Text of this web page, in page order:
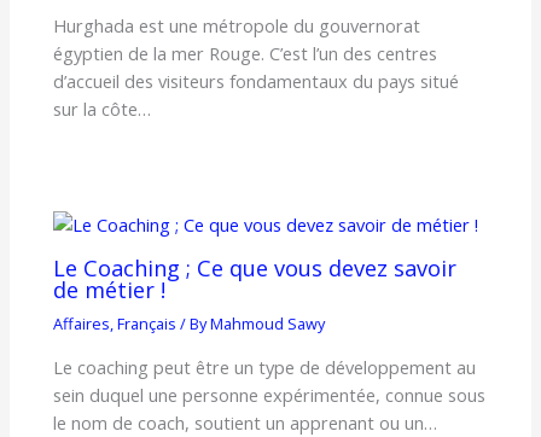
Hurghada est une métropole du gouvernorat
égyptien de la mer Rouge. C’est l’un des centres
d’accueil des visiteurs fondamentaux du pays situé
sur la côte…
Le Coaching ; Ce que vous devez savoir
de métier !
Affaires,Français / ByMahmoud Sawy
Le coaching peut être un type de développement au
sein duquel une personne expérimentée, connue sous
le nom de coach, soutient un apprenant ou un…